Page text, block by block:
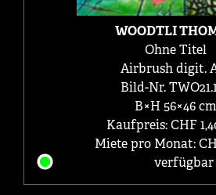
WOODTLI
Ohne Titel
Airbrush digit.
Bild-Nr.
B×H 56×46 cm
Kaufpreis: CHF
Miete pro Monat:
verfügbar